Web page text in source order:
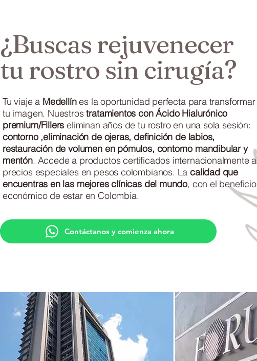
¿Buscas rejuvenecer
tu rostro sin cirugía?
Tu viaje a Medellínes la oportunidad perfecta para transformar
tu imagen. Nuestrostratamientos con Ácido Hialurónico
premium/Fillers eliminan años de tu rostro en una sola sesión:
contorno ,eliminación de ojeras, definición de labios,
restauración de volumen en pómulos, contorno mandibular y
mentón. Accede a productos certificados internacionalmente a
precios especiales en pesos colombianos. Lacalidad que
encuentras en las mejores clínicas del mundo, con el beneficio
económico de estar en Colombia.
Contáctanos y comienza ahora